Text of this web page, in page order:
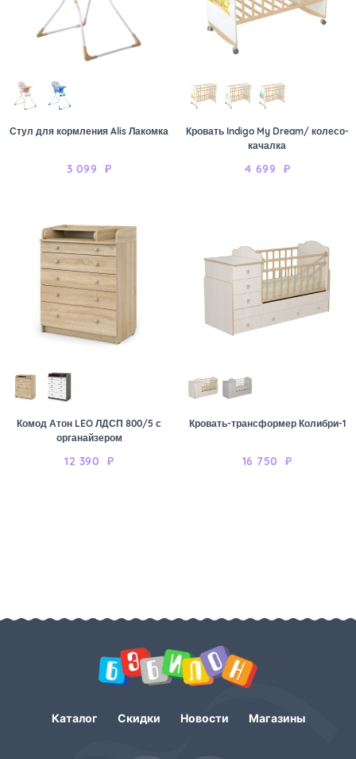
Стул для кормления Alis Лакомка
3 099 ₽
Кровать Indigo My Dream/ колесо-
качалка
4 699 ₽
Комод Атон LEO ЛДСП 800/5 с
органайзером
12 390 ₽
Кровать-трансформер Колибри-1
16 750 ₽
Каталог Скидки Новости Магазины